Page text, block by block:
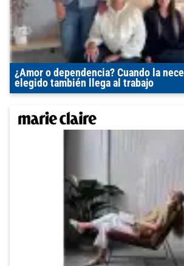
¿Amor o dependencia? Cuando la
elegido también llega al trabajo